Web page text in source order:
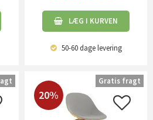
LÆG I KURVEN
50-60 dagelevering
20%
Gratis fragt